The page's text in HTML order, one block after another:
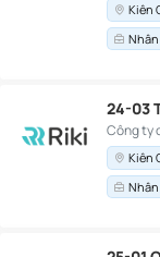
Kiên
24-03
Công ty
Kiên